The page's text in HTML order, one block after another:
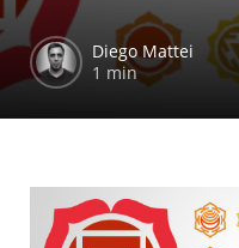
Diego Mattei
1 min